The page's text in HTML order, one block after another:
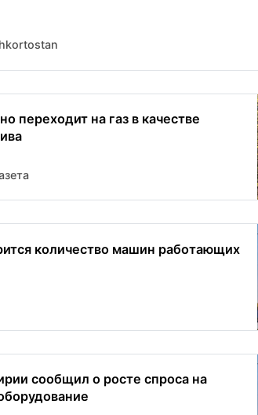
переходит на газ в качестве
количество машин работающих
сообщил о росте спроса на